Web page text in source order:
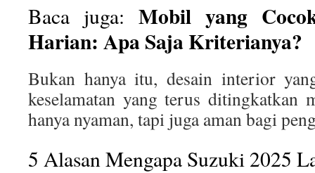
Baca juga: Mobil yang
Harian: Apa Saja Kriterianya?
Bukan hanya itu, desain interior
keselamatan yang terus ditingkatkan
hanya nyaman, tapi juga aman bagi
5 Alasan Mengapa Suzuki 2025